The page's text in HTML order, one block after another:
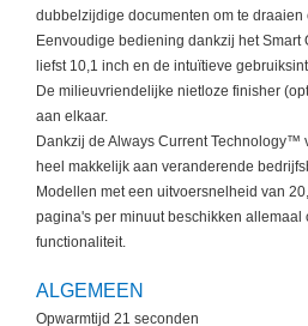
dubbelzijdige documenten om te
Eenvoudige bediening dankzij het Smart
liefst 10,1 inch en de intuïtieve
De milieuvriendelijke nietloze finisher
aan elkaar.
Dankzij de Always Current Technology™
heel makkelijk aan veranderende
Modellen met een uitvoersnelheid van
pagina's per minuut beschikken
functionaliteit.
ALGEMEEN
Opwarmtijd 21 seconden